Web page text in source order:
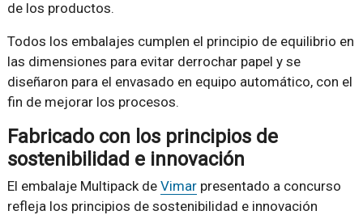
de los productos.
Todos los embalajes cumplen el principio de equilibrio en
las dimensiones para evitar derrochar papel y se
diseñaron para el envasado en equipo automático, con el
fin de mejorar los procesos.
Fabricado con los principios de
sostenibilidad e innovación
El embalaje Multipack de Vimarpresentado a concurso
refleja los principios de sostenibilidad e innovación